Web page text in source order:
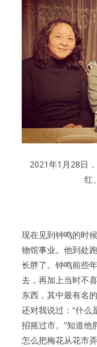
2021年1月28日
红
现在见到钟鸣的时
物馆事业。他到处
长胖了。钟鸣前些
去，再加上当时不
东西，其中最有名
还对我说过：“什么
招摇过市。”知道他
怎么把梅花从花市